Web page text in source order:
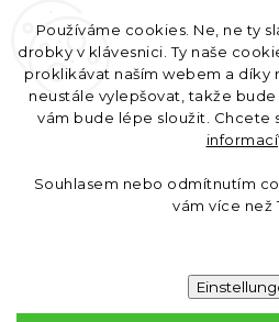
Používáme cookies. Ne, ne ty
drobky v klávesnici. Ty naše
proklikávat naším webem a díky
neustále vylepšovat, takže
vám bude lépe sloužit. Chcete
informací
Souhlasem nebo odmítnutím
vám více než
Suchen
Betreiber des E-Katalogs:
Identifikationsnummer: